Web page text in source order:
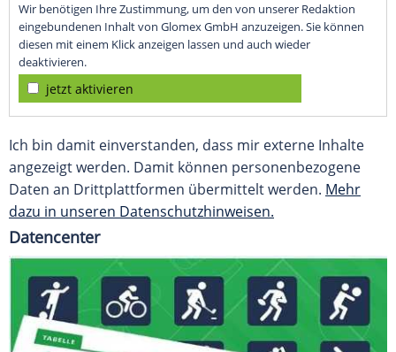
Wir benötigen Ihre Zustimmung, um den von unserer Redaktion
eingebundenen Inhalt von Glomex GmbH anzuzeigen. Sie können
diesen mit einem Klick anzeigen lassen und auch wieder
deaktivieren.
jetzt aktivieren
Ich bin damit einverstanden, dass mir externe Inhalte
angezeigt werden. Damit können personenbezogene
Daten an Drittplattformen übermittelt werden. Mehr
dazu in unseren Datenschutzhinweisen.
Datencenter